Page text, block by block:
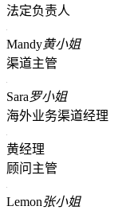
法定负责人
Mandy黄小姐
渠道主管
Sara罗小姐
海外业务渠道经理
黄经理
顾问主管
Lemon张小姐